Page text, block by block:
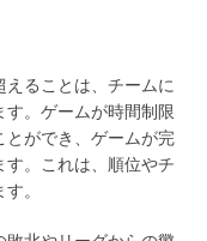
ることは、チームに
。ゲームが時間制限
とができ、ゲームが完
。これは、順位やチ
。